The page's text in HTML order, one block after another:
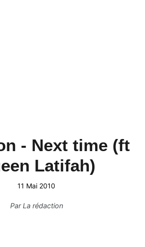
- Next time (ft
Latifah)
11 Mai 2010
ParLa rédaction